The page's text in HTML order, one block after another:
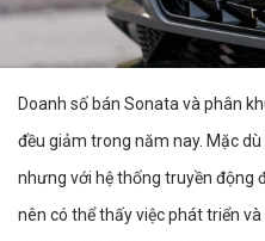
Doanh số bán Sonata và phân
đều giảm trong năm nay. Mặc
nhưng với hệ thống truyền động
nên có thể thấy việc phát triển